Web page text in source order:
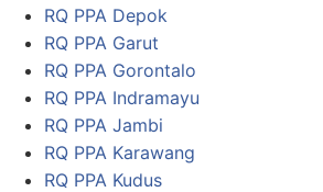
RQ PPA Depok
RQ PPA Garut
RQ PPA Gorontalo
RQ PPA Indramayu
RQ PPA Jambi
RQ PPA Karawang
RQ PPA Kudus